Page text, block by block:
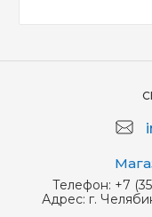
Телефон: +7
Адрес: г.